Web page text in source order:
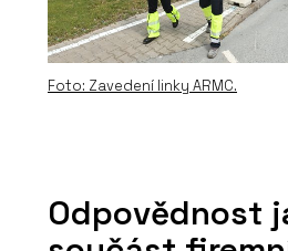
Foto: Zavedení linky ARMC.
Odpovědnost